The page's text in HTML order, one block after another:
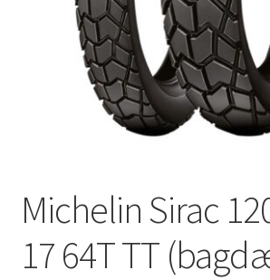
Michelin Sirac
17 64T TT